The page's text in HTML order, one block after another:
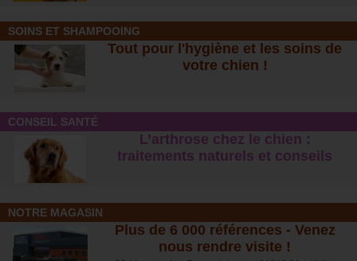
SOINS ET SHAMPOOING
Tout pour l'hygiène et les soins de
votre chien !
CONSEIL SANTÉ
L’arthrose chez le chien :
traitements naturels et conseils
NOTRE MAGASIN
Plus de 6 000 références - Venez
nous rendre visite !